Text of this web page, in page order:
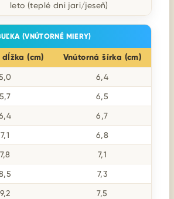
leto (teplé dni jari/jeseň)
(VNÚTORNÉ MIERY)
(cm) Vnútorná šírka (cm)
6,4
6,5
6,7
6,8
7,1
7,3
7,5